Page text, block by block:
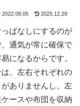
2022.08.05 2025.12.28
ぱなしにするのが
通気が常に確保で
になるからです。
、左右それぞれの
ありませんし、左
ースや布団を収納